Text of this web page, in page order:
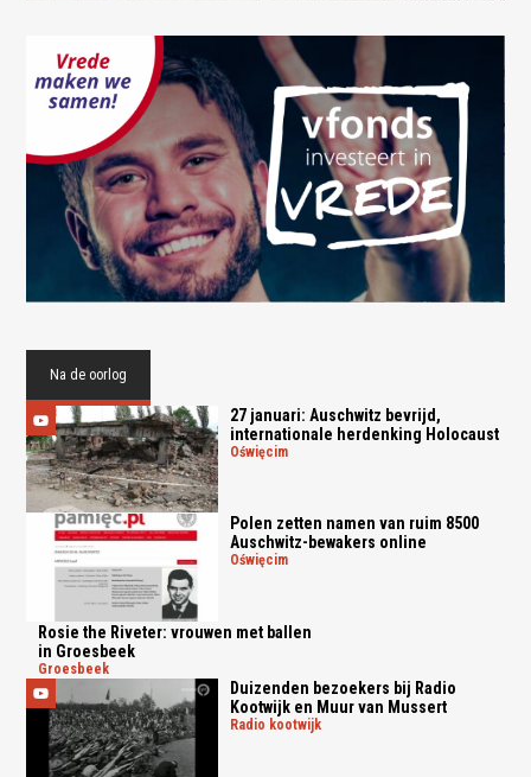
Na de oorlog
27 januari: Auschwitz bevrijd,
internationale herdenking Holocaust
oświęcim
Polen zetten namen van ruim 8500
Auschwitz-bewakers online
oświęcim
Rosie the Riveter: vrouwen met ballen
in Groesbeek
groesbeek
Duizenden bezoekers bij Radio
Kootwijk en Muur van Mussert
radio kootwijk